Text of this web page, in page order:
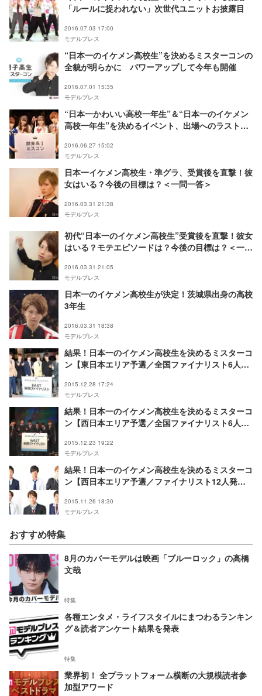
「ルールに捉われない」次世代ユニットお披露目
2016.07.03 17:00
モデルプレス
“日本一のイケメン高校生”を決めるミスターコンの
全貌が明らかに パワーアップして今年も開催
2016.07.01 15:35
モデルプレス
“日本一かわいい高校一年生”＆“日本一のイケメン
高校一年生”を決めるイベント、出場へのラストチ
2016.06.27 15:02
モデルプレス
日本一イケメン高校生・準グラ、受賞後を直撃！彼
女はいる？今後の目標は？＜一問一答＞
2016.03.31 21:38
モデルプレス
初代“日本一のイケメン高校生”受賞後を直撃！彼女
はいる？モテエピソードは？今後の目標は？＜一問
2016.03.31 21:05
モデルプレス
日本一のイケメン高校生が決定！茨城県出身の高校
3年生
2016.03.31 18:38
モデルプレス
結果！日本一のイケメン高校生を決めるミスターコ
ン【東日本エリア予選／全国ファイナリスト6人発
2015.12.28 17:24
モデルプレス
結果！日本一のイケメン高校生を決めるミスターコ
ン【西日本エリア予選／全国ファイナリスト6人発
2015.12.23 19:22
モデルプレス
結果！日本一のイケメン高校生を決めるミスターコ
ン【西日本エリア予選／ファイナリスト12人発
2015.11.26 18:30
モデルプレス
おすすめ特集
8月のカバーモデルは映画「ブルーロック」の高橋
文哉
特集
各種エンタメ・ライフスタイルにまつわるランキン
グ＆読者アンケート結果を発表
特集
業界初！ 全プラットフォーム横断の大規模読者参
加型アワード